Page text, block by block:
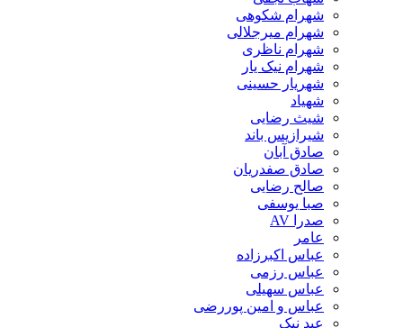
شهرام شکوهی
شهرام میرجلالی
شهرام ناظری
شهرام نیک یار
شهریار حسینی
شهیاد
شیث رضایی
شیرازیس باند
صادق آبان
صادق صفدریان
صالح رضایی
صبا یوسفی
صدرا AV
عامر
عباس اکبرزاده
عباس رزمی
عباس سهیلی
عباس و امین پوررضی
عبد نیک